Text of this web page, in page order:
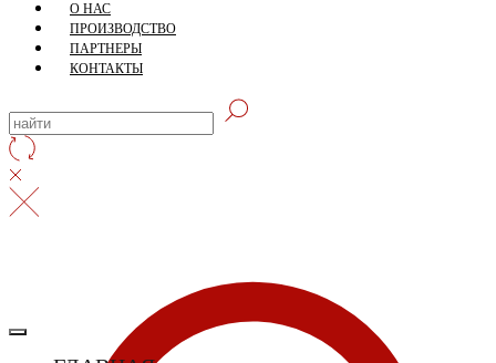
О НАС
ПРОИЗВОДСТВО
ПАРТНЕРЫ
КОНТАКТЫ